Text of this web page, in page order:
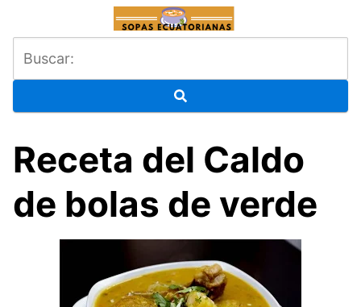
Receta del Caldo
de bolas de verde